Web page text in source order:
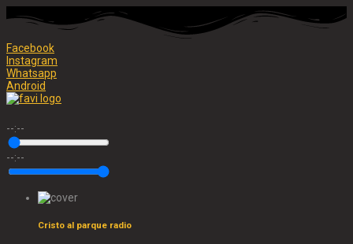
Facebook
Instagram
Whatsapp
Android
--:--
--:--
Cristo al parque radio